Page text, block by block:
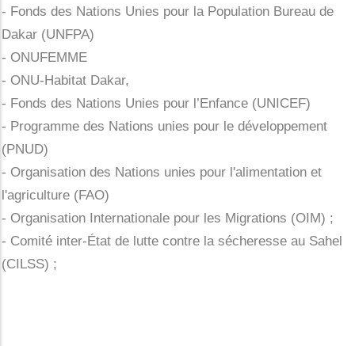
- Fonds des Nations Unies pour la Population Bureau de
Dakar (UNFPA)
- ONUFEMME
- ONU-Habitat Dakar,
- Fonds des Nations Unies pour l’Enfance (UNICEF)
- Programme des Nations unies pour le développement
(PNUD)
- Organisation des Nations unies pour l'alimentation et
l'agriculture (FAO)
- Organisation Internationale pour les Migrations (OIM) ;
- Comité inter-État de lutte contre la sécheresse au Sahel
(CILSS) ;